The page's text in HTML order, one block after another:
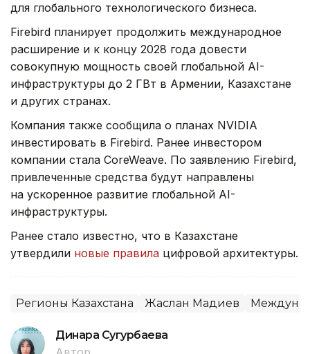
для глобального технологического бизнеса.
Firebird планирует продолжить международное
расширение и к концу 2028 года довести
совокупную мощность своей глобальной AI-
инфраструктуры до 2 ГВт в Армении, Казахстане
и других странах.
Компания также сообщила о планах NVIDIA
инвестировать в Firebird. Ранее инвестором
компании стала CoreWeave. По заявлению Firebird,
привлеченные средства будут направлены
на ускоренное развитие глобальной AI-
инфраструктуры.
Ранее стало известно, что в Казахстане
утвердили новые правила цифровой архитектуры.
Регионы Казахстана Жаслан Мадиев
Динара Сугурбаева